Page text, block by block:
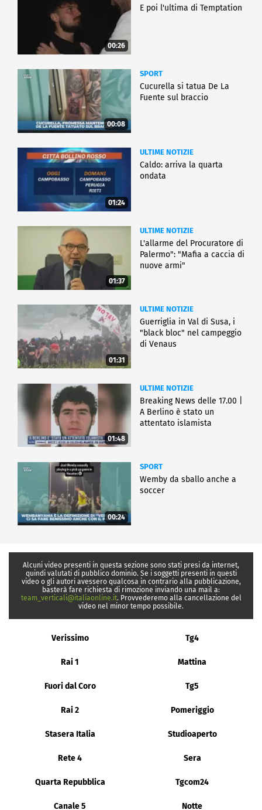
00:26
E poi l'ultima di Temptation
00:08
SPORT
Cucurella si tatua De La
Fuente sul braccio
01:24
ULTIME NOTIZIE
Caldo: arriva la quarta
ondata
01:37
ULTIME NOTIZIE
L'allarme del Procuratore di
Palermo": "Mafia a caccia di
nuove armi"
01:31
ULTIME NOTIZIE
Guerriglia in Val di Susa, i
"black bloc" nel campeggio
di Venaus
01:48
ULTIME NOTIZIE
Breaking News delle 17.00 |
A Berlino è stato un
attentato islamista
00:24
SPORT
Wemby da sballo anche a
soccer
Alcuni video presenti in questa sezione sono stati presi da internet,
quindi valutati di pubblico dominio. Se i soggetti presenti in questi
video o gli autori avessero qualcosa in contrario alla pubblicazione,
basterà fare richiesta di rimozione inviando una mail a:
team_verticali@italiaonline.it. Provvederemo alla cancellazione del
video nel minor tempo possibile.
Verissimo Tg4
Rai 1 Mattina
Fuori dal Coro Tg5
Rai 2 Pomeriggio
Stasera Italia Studioaperto
Rete 4 Sera
Quarta Repubblica Tgcom24
Canale 5 Notte